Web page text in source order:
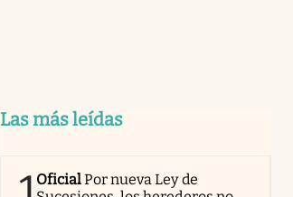
Las más leídas
OficialPor nueva Ley de